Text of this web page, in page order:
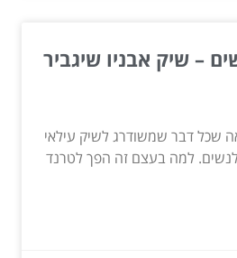
– שיק אבניו שיגביר
שכל דבר שמשודרג לשיק עילאי
למה בעצם זה הפך לטרנד